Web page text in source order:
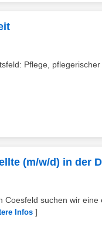
Pflege, pflegerischer
(m/w/d) in der
Coesfeld suchen wir eine
Infos ]